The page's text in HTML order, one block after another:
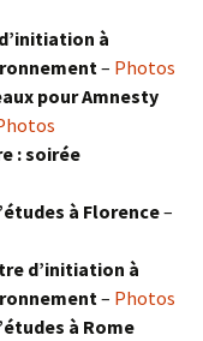
à
– Photos
pour Amnesty
: soirée
à Florence–
d’initiation à
– Photos
à Rome